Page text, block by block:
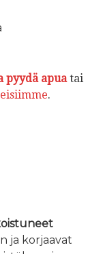
pyydä apuatai
.
ja korjaavat